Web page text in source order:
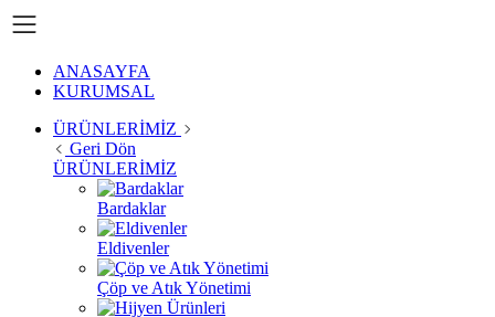
ANASAYFA
KURUMSAL
ÜRÜNLERİMİZ
Geri Dön
ÜRÜNLERİMİZ
Bardaklar
Eldivenler
Çöp ve Atık Yönetimi